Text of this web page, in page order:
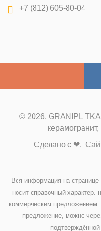
+7 (812) 605-80-04
© 2026.
Сделано с ❤.
Вся информация на странице
носит справочный характер,
коммерческим
предложение, можно
подтверждённой